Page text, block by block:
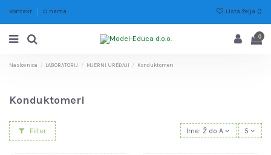
Kontakt O nama Lista želja ()
0
Naslovnica LABORATORIJ MJERNI UREĐAJI Konduktomeri
Konduktomeri
Filter Ime: Ž do A 5